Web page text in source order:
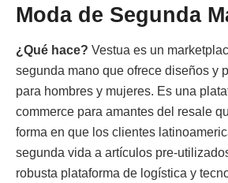
Moda de Segunda
¿Qué hace? Vestua es un
segunda mano que ofrece diseños y
para hombres y mujeres. Es una
commerce para amantes del resale
forma en que los clientes
segunda vida a artículos pre-
robusta plataforma de logística y